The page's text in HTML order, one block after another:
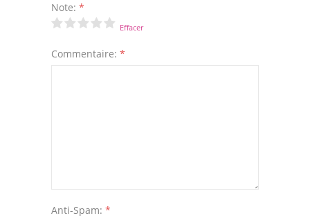
Note: *
Effacer
Commentaire: *
Anti-Spam: *